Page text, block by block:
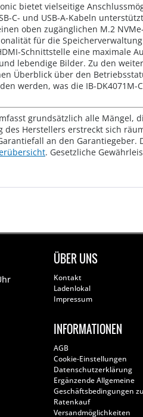
bietet vielseitige
C- und USB-A-Kabeln
oben zugänglichen M.2
für die
Schnittstelle eine maximale
lebendige Bilder. Zu den
Überblick über den
werden, was die IB-
grundsätzlich alle Mängel,
Herstellers erstreckt sich
an den
. Gesetzliche
ÜBER UNS
Kontakt
Ladenlokal
Impressum
INFORMATIONEN
AGB
Cookie-Einstellungen
Datenschutzerklärung
Ergänzende Allgemeine
Geschäftsbedingungen
Ratenkauf
Versandmöglichkeiten